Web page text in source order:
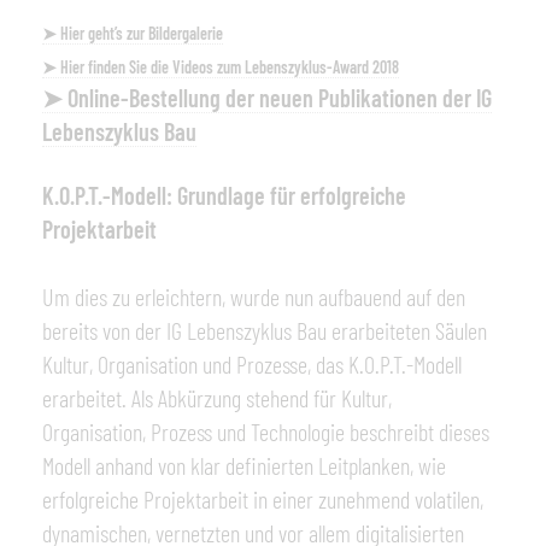
➤ Hier geht’s zur Bildergalerie
➤ Hier finden Sie die Videos zum Lebenszyklus-Award 2018
➤ Online-Bestellung der neuen Publikationen der IG
Lebenszyklus Bau
K.O.P.T.-Modell: Grundlage für erfolgreiche
Projektarbeit
Um dies zu erleichtern, wurde nun aufbauend auf den
bereits von der IG Lebenszyklus Bau erarbeiteten Säulen
Kultur, Organisation und Prozesse, das K.O.P.T.-Modell
erarbeitet. Als Abkürzung stehend für Kultur,
Organisation, Prozess und Technologie beschreibt dieses
Modell anhand von klar definierten Leitplanken, wie
erfolgreiche Projektarbeit in einer zunehmend volatilen,
dynamischen, vernetzten und vor allem digitalisierten